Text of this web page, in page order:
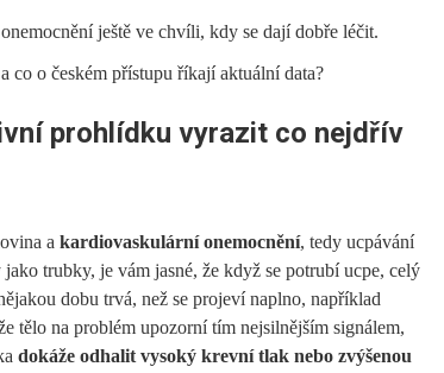
ještě ve chvíli, kdy se dají dobře léčit.
co o českém přístupu říkají aktuální data?
prohlídku vyrazit co nejdřív
a kardiovaskulární onemocnění, tedy ucpávání
trubky, je vám jasné, že když se potrubí ucpe, celý
dobu trvá, než se projeví naplno, například
tělo na problém upozorní tím nejsilnějším signálem,
dokáže odhalit vysoký krevní tlak nebo zvýšenou